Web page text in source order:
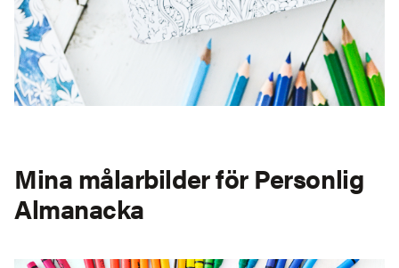
Mina målarbilder för Personlig
Almanacka